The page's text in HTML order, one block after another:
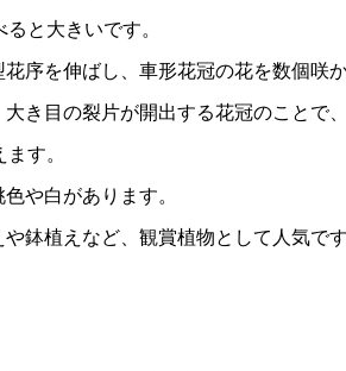
と大きいです。
序を伸ばし、車形花冠の花を数個咲か
き目の裂片が開出する花冠のことで
す。
や白があります。
鉢植えなど、観賞植物として人気です